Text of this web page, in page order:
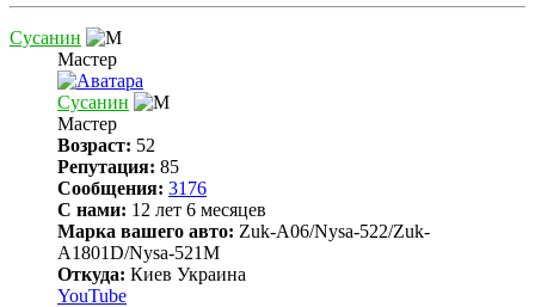
Сусанин
Мастер
Сусанин
Мастер
Возраст: 52
Репутация: 85
Сообщения: 3176
С нами: 12 лет 6 месяцев
Марка вашего авто: Zuk-A06/Nysa-522/Zuk-
A1801D/Nysa-521M
Откуда: Киев Украина
YouTube